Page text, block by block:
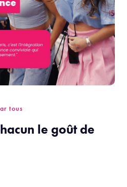
tous
le goût de